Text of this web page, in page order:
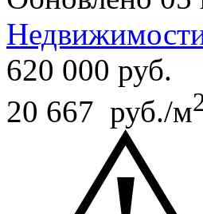
620 000 руб.
20 667 руб./м